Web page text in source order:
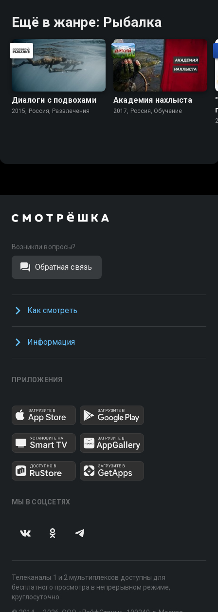
Ещё в жанре: Рыбалка
Диалоги с подвохами
2015, Россия, Развлечения
Академия нахлыста
2017, Россия, Обучение
Возникли вопросы?
Обратная связь
Как смотреть
Информация
ПРИЛОЖЕНИЯ
МЫ В СОЦСЕТЯХ
Телеканалы 1 и 2 мультиплексов доступны для
бесплатного просмотра в непрерывном режиме,
круглосуточно.